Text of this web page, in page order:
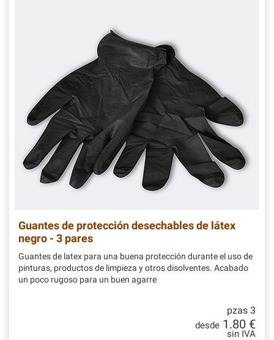
Guantes de protección desechables de látex
negro - 3 pares
Guantes de latex para una buena protección durante el uso de
pinturas, productos de limpieza y otros disolventes. Acabado
un poco rugoso para un buen agarre
pzas 3
desde 1.80 €
sin IVA